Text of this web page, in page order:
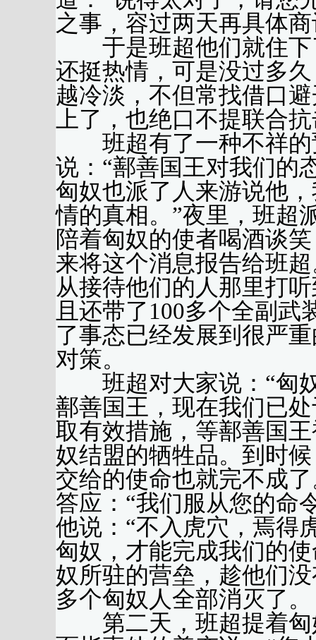
之事，容过两天再具体
于是班超他们就住下
还挺热情，可是没过多
越冷淡，不但常找借口
上了，也绝口不提联合
班超有了一种不祥的
说：“鄯善国王对我们的
匈奴也派了人来游说他
情的真相。”夜里，班超
陪着匈奴的使者喝酒谈
来将这个消息报告给班
从接待他们的人那里打
且还带了100多个全副
了事态已经发展到很严
对策。
班超对大家说：“匈奴
鄯善国王，现在我们已
取有效措施，等鄯善国
奴结盟的牺牲品。到时
交给的使命也就完不成
答应：“我们服从您的命
他说：“不入虎穴，焉得
匈奴，才能完成我们的
奴所驻的营垒，趁他们
多个匈奴人全部消灭了。
第二天，班超提着匈